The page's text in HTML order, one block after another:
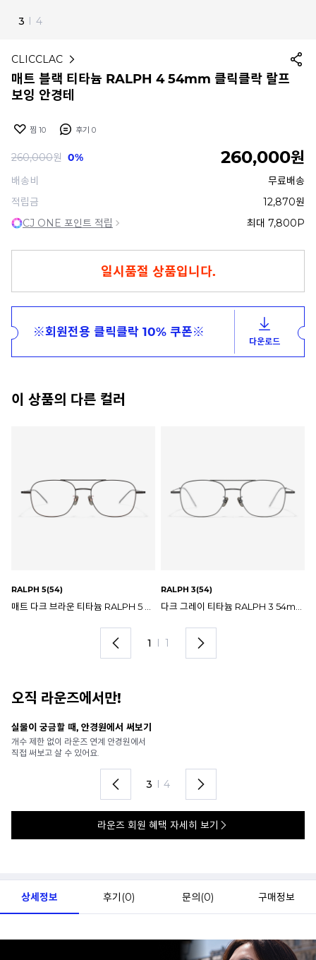
4 I 4
CLICCLAC
매트 블랙 티타늄 RALPH 4 54mm 클릭클락 랄프
보잉 안경테
찜 10 후기 0
260,000원 0% 260,000원
배송비
무료배송
적립금
12,870원
CJ ONE 포인트 적립
최대 7,800P
일시품절 상품입니다.
※회원전용 클릭클락 10% 쿠폰※
다운로드
이 상품의 다른 컬러
RALPH 5(54) RALPH 3(54)
1 I 1
오직 라운즈에서만!
안경 렌즈 맞춤까지 한 번에
가까운 안경원으로 배송받아
렌즈 맞춤부터 피팅까지 편하게!
4 I 4
라운즈 회원 혜택 자세히 보기
상세정보 후기(0) 문의(0) 구매정보